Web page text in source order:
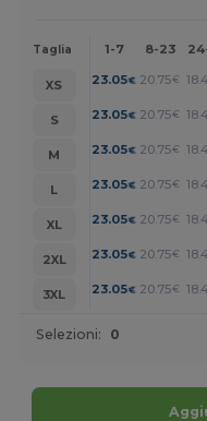
Taglia 1-7 8-23
XS 23.05€ 20.75€
S
23.05€ 20.75€
M
23.05€ 20.75€
L
23.05€ 20.75€
XL
23.05€ 20.75€
2XL
23.05€ 20.75€
3XL
23.05€ 20.75€
Selezioni: 0